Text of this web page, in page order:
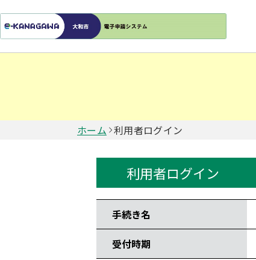
ホーム 利用者ログイン
利用者ログイン
手続き名
受付時期